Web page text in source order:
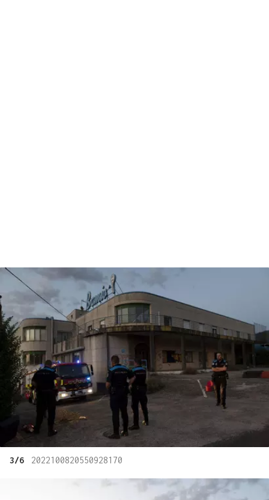
3/6 2022100820550928170